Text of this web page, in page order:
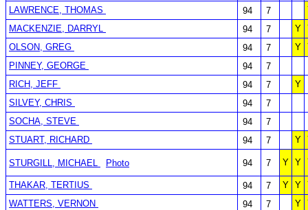
LAWRENCE, THOMAS
94 7
MACKENZIE, DARRYL
94 7 Y
OLSON, GREG
94 7 Y
PINNEY, GEORGE
94
7
RICH, JEFF
94 7
Y
SILVEY, CHRIS
94
7
SOCHA, STEVE
94
7
STUART, RICHARD
94 7 Y
STURGILL, MICHAEL Photo 94 7 Y Y
THAKAR, TERTIUS 94 7 Y Y
WATTERS, VERNON
94 7 Y